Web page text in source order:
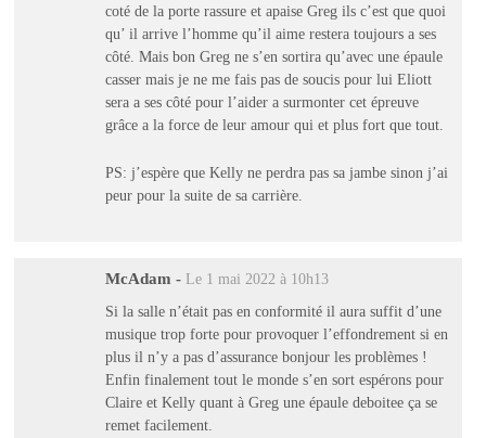
coté de la porte rassure et apaise Greg ils c’est que quoi
qu’ il arrive l’homme qu’il aime restera toujours a ses
côté. Mais bon Greg ne s’en sortira qu’avec une épaule
casser mais je ne me fais pas de soucis pour lui Eliott
sera a ses côté pour l’aider a surmonter cet épreuve
grâce a la force de leur amour qui et plus fort que tout.
PS: j’espère que Kelly ne perdra pas sa jambe sinon j’ai
peur pour la suite de sa carrière.
McAdam - Le 1 mai 2022 à 10h13
Si la salle n’était pas en conformité il aura suffit d’une
musique trop forte pour provoquer l’effondrement si en
plus il n’y a pas d’assurance bonjour les problèmes !
Enfin finalement tout le monde s’en sort espérons pour
Claire et Kelly quant à Greg une épaule deboitee ça se
remet facilement.